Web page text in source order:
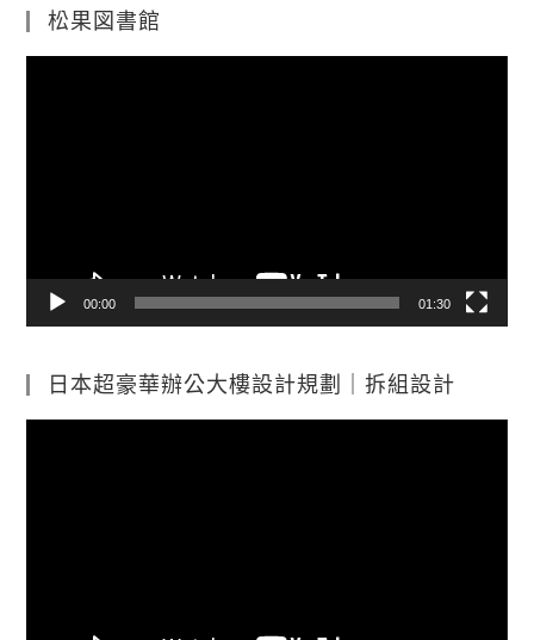
松果図書館
00:00 01:30
日本超豪華辦公大樓設計規劃｜拆組設計